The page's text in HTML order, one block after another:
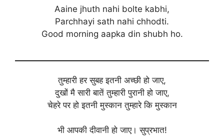
Aaine jhuth nahi bolte kabhi,
Parchhayi sath nahi chhodti.
Good morning aapka din shubh ho.
तुम्हारी हर सुबह इतनी अच्छी हो जाए,
दुखों मै सारी बातें तुम्हारी पुरानी हो जाए,
चेहरे पर हो इतनी मुस्कान तुम्हारे कि मुस्कान
भी आपकी दीवानी हो जाए। सुप्रभात!